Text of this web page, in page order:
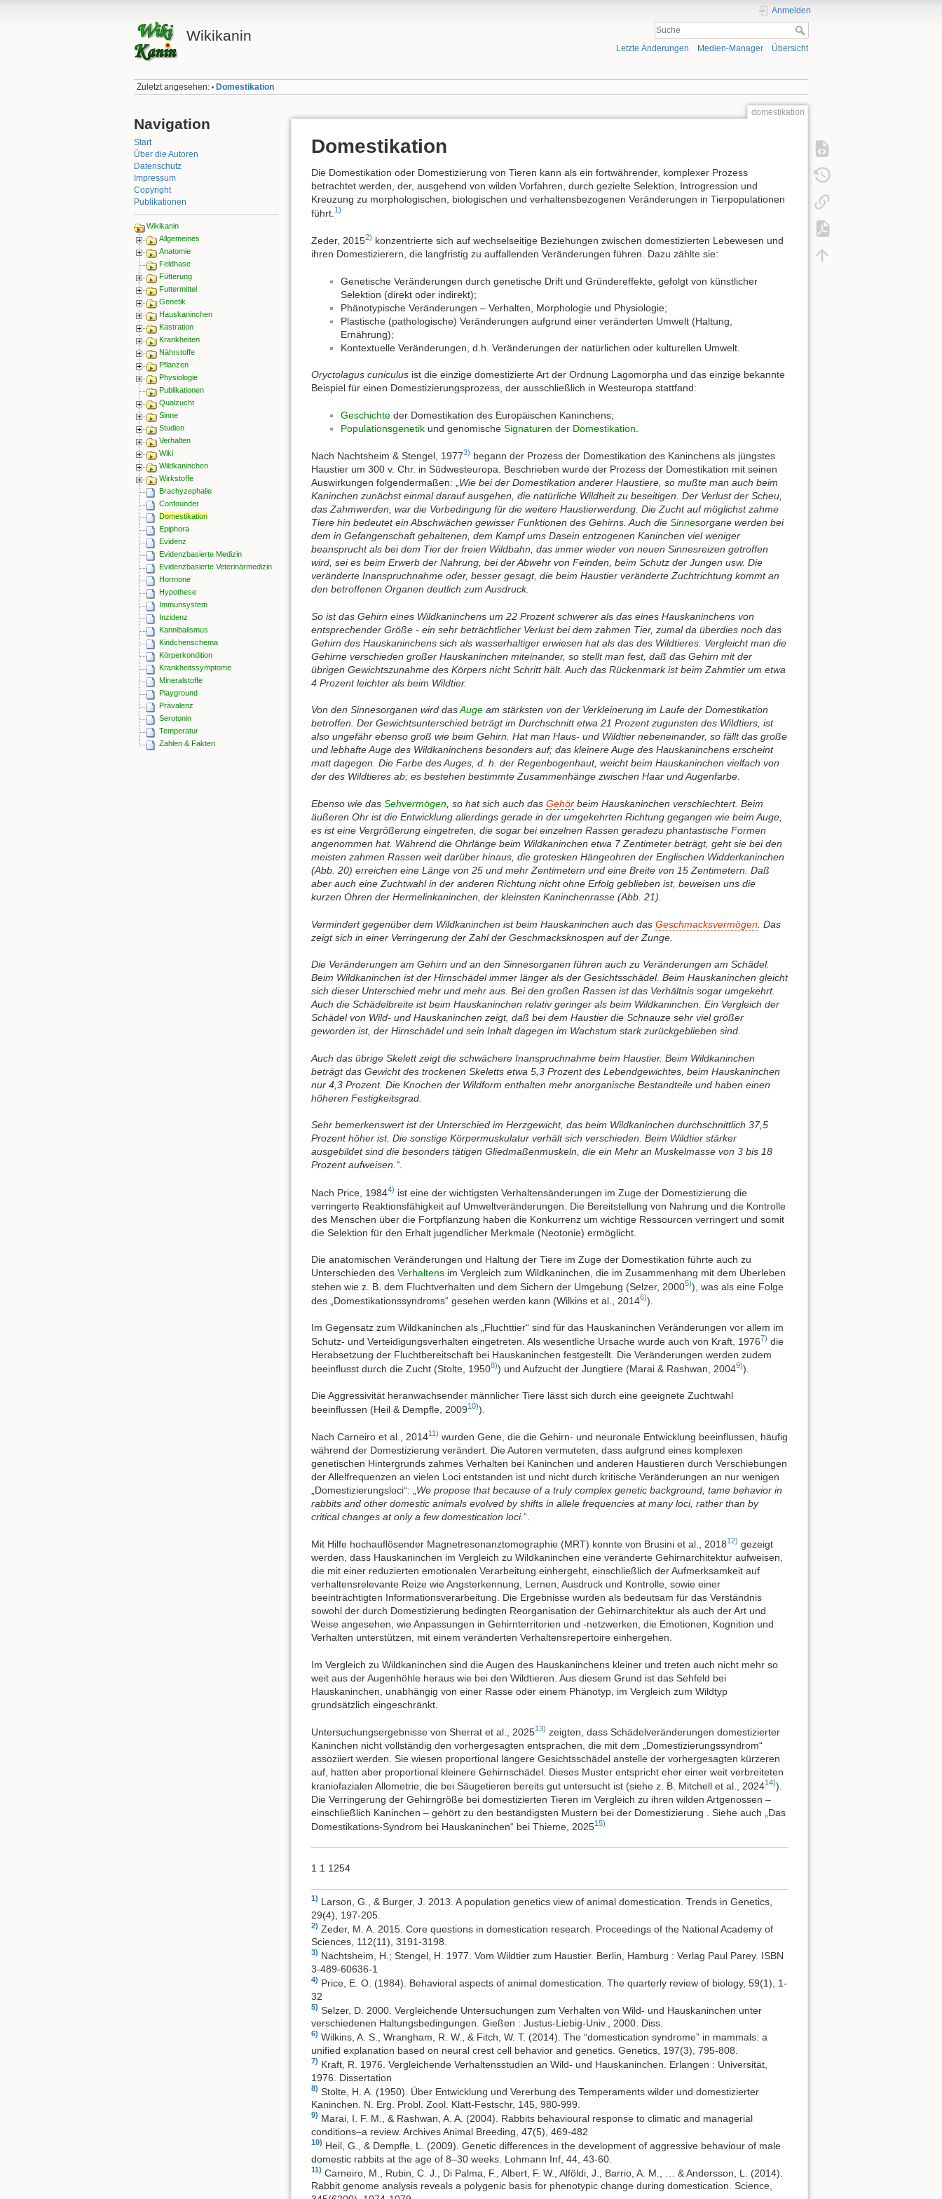
Wikikanin
Anmelden
Letzte Änderungen Medien-Manager Übersicht
Zuletzt angesehen: • Domestikation
Navigation
Start
Über die Autoren
Datenschutz
Impressum
Copyright
Publikationen
Wikikanin
Allgemeines
Anatomie
Feldhase
Fütterung
Futtermittel
Genetik
Hauskaninchen
Kastration
Krankheiten
Nährstoffe
Pflanzen
Physiologie
Publikationen
Qualzucht
Sinne
Studien
Verhalten
Wiki
Wildkaninchen
Wirkstoffe
Brachyzephalie
Confounder
Domestikation
Epiphora
Evidenz
Evidenzbasierte Medizin
Evidenzbasierte Veterinärmedizin
Hormone
Hypothese
Immunsystem
Inzidenz
Kannibalismus
Kindchenschema
Körperkondition
Krankheitssymptome
Mineralstoffe
Playground
Prävalenz
Serotonin
Temperatur
Zahlen & Fakten
domestikation
Domestikation
Die Domestikation oder Domestizierung von Tieren kann als ein fortwährender, komplexer Prozess
betrachtet werden, der, ausgehend von wilden Vorfahren, durch gezielte Selektion, Introgression und
Kreuzung zu morphologischen, biologischen und verhaltensbezogenen Veränderungen in Tierpopulationen
führt. 1)
Zeder, 20152) konzentrierte sich auf wechselseitige Beziehungen zwischen domestizierten Lebewesen und
ihren Domestizierern, die langfristig zu auffallenden Veränderungen führen. Dazu zählte sie:
Genetische Veränderungen durch genetische Drift und Gründereffekte, gefolgt von künstlicher
Selektion (direkt oder indirekt);
Phänotypische Veränderungen – Verhalten, Morphologie und Physiologie;
Plastische (pathologische) Veränderungen aufgrund einer veränderten Umwelt (Haltung,
Ernährung);
Kontextuelle Veränderungen, d.h. Veränderungen der natürlichen oder kulturellen Umwelt.
Oryctolagus cuniculus ist die einzige domestizierte Art der Ordnung Lagomorpha und das einzige bekannte
Beispiel für einen Domestizierungsprozess, der ausschließlich in Westeuropa stattfand:
Geschichte der Domestikation des Europäischen Kaninchens;
Populationsgenetik und genomische Signaturen der Domestikation
Nach Nachtsheim & Stengel, 19773) begann der Prozess der Domestikation des Kaninchens als jüngstes
Haustier um 300 v. Chr. in Südwesteuropa. Beschrieben wurde der Prozess der Domestikation mit seinen
Auswirkungen folgendermaßen: „ Wie bei der Domestikation anderer Haustiere, so mußte man auch beim
Kaninchen zunächst einmal darauf ausgehen, die natürliche Wildheit zu beseitigen. Der Verlust der Scheu,
das Zahmwerden, war die Vorbedingung für die weitere Haustierwerdung. Die Zucht auf möglichst zahme
Tiere hin bedeutet ein Abschwächen gewisser Funktionen des Gehirns. Auch die Sinnesorgane werden bei
dem in Gefangenschaft gehaltenen, dem Kampf ums Dasein entzogenen Kaninchen viel weniger
beansprucht als bei dem Tier der freien Wildbahn, das immer wieder von neuen Sinnesreizen getroffen
wird, sei es beim Erwerb der Nahrung, bei der Abwehr von Feinden, beim Schutz der Jungen usw. Die
veränderte Inanspruchnahme oder, besser gesagt, die beim Haustier veränderte Zuchtrichtung kommt an
den betroffenen Organen deutlich zum Ausdruck.
So ist das Gehirn eines Wildkaninchens um 22 Prozent schwerer als das eines Hauskaninchens von
entsprechender Größe - ein sehr beträchtlicher Verlust bei dem zahmen Tier, zumal da überdies noch das
Gehirn des Hauskaninchens sich als wasserhaltiger erwiesen hat als das des Wildtieres. Vergleicht man die
Gehirne verschieden großer Hauskaninchen miteinander, so stellt man fest, daß das Gehirn mit der
übrigen Gewichtszunahme des Körpers nicht Schritt hält. Auch das Rückenmark ist beim Zahmtier um etwa
4 Prozent leichter als beim Wildtier.
Von den Sinnesorganen wird dasAuge am stärksten von der Verkleinerung im Laufe der Domestikation
betroffen. Der Gewichtsunterschied beträgt im Durchschnitt etwa 21 Prozent zugunsten des Wildtiers, ist
also ungefähr ebenso groß wie beim Gehirn. Hat man Haus- und Wildtier nebeneinander, so fällt das große
und lebhafte Auge des Wildkaninchens besonders auf; das kleinere Auge des Hauskaninchens erscheint
matt dagegen. Die Farbe des Auges, d. h. der Regenbogenhaut, weicht beim Hauskaninchen vielfach von
der des Wildtieres ab; es bestehen bestimmte Zusammenhänge zwischen Haar und Augenfarbe.
Ebenso wie das Sehvermögen , so hat sich auch das Gehör beim Hauskaninchen verschlechtert. Beim
äußeren Ohr ist die Entwicklung allerdings gerade in der umgekehrten Richtung gegangen wie beim Auge,
es ist eine Vergrößerung eingetreten, die sogar bei einzelnen Rassen geradezu phantastische Formen
angenommen hat. Während die Ohrlänge beim Wildkaninchen etwa 7 Zentimeter beträgt, geht sie bei den
meisten zahmen Rassen weit darüber hinaus, die grotesken Hängeohren der Englischen Widderkaninchen
(Abb. 20) erreichen eine Länge von 25 und mehr Zentimetern und eine Breite von 15 Zentimetern. Daß
aber auch eine Zuchtwahl in der anderen Richtung nicht ohne Erfolg geblieben ist, beweisen uns die
kurzen Ohren der Hermelinkaninchen, der kleinsten Kaninchenrasse (Abb. 21).
Vermindert gegenüber dem Wildkaninchen ist beim Hauskaninchen auch das Geschmacksvermögen . Das
zeigt sich in einer Verringerung der Zahl der Geschmacksknospen auf der Zunge.
Die Veränderungen am Gehirn und an den Sinnesorganen führen auch zu Veränderungen am Schädel.
Beim Wildkaninchen ist der Hirnschädel immer länger als der Gesichtsschädel. Beim Hauskaninchen gleicht
sich dieser Unterschied mehr und mehr aus. Bei den großen Rassen ist das Verhältnis sogar umgekehrt.
Auch die Schädelbreite ist beim Hauskaninchen relativ geringer als beim Wildkaninchen. Ein Vergleich der
Schädel von Wild- und Hauskaninchen zeigt, daß bei dem Haustier die Schnauze sehr viel größer
geworden ist, der Hirnschädel und sein Inhalt dagegen im Wachstum stark zurückgeblieben sind.
Auch das übrige Skelett zeigt die schwächere Inanspruchnahme beim Haustier. Beim Wildkaninchen
beträgt das Gewicht des trockenen Skeletts etwa 5,3 Prozent des Lebendgewichtes, beim Hauskaninchen
nur 4,3 Prozent. Die Knochen der Wildform enthalten mehr anorganische Bestandteile und haben einen
höheren Festigkeitsgrad.
Sehr bemerkenswert ist der Unterschied im Herzgewicht, das beim Wildkaninchen durchschnittlich 37,5
Prozent höher ist. Die sonstige Körpermuskulatur verhält sich verschieden. Beim Wildtier stärker
ausgebildet sind die besonders tätigen Gliedmaßenmuskeln, die ein Mehr an Muskelmasse von 3 bis 18
Prozent aufweisen.“.
Nach Price, 19844) ist eine der wichtigsten Verhaltensänderungen im Zuge der Domestizierung die
verringerte Reaktionsfähigkeit auf Umweltveränderungen. Die Bereitstellung von Nahrung und die Kontrolle
des Menschen über die Fortpflanzung haben die Konkurrenz um wichtige Ressourcen verringert und somit
die Selektion für den Erhalt jugendlicher Merkmale (Neotonie) ermöglicht.
Die anatomischen Veränderungen und Haltung der Tiere im Zuge der Domestikation führte auch zu
Unterschieden des Verhaltens im Vergleich zum Wildkaninchen, die im Zusammenhang mit dem Überleben
stehen wie z. B. dem Fluchtverhalten und dem Sichern der Umgebung (Selzer, 20005)), was als eine Folge
des „Domestikationssyndroms“ gesehen werden kann (Wilkins et al., 20146)).
Im Gegensatz zum Wildkaninchen als „Fluchttier“ sind für das Hauskaninchen Veränderungen vor allem im
Schutz- und Verteidigungsverhalten eingetreten. Als wesentliche Ursache wurde auch von Kraft, 19767) die
Herabsetzung der Fluchtbereitschaft bei Hauskaninchen festgestellt. Die Veränderungen werden zudem
beeinflusst durch die Zucht (Stolte, 19508)) und Aufzucht der Jungtiere (Marai & Rashwan, 20049)).
Die Aggressivität heranwachsender männlicher Tiere lässt sich durch eine geeignete Zuchtwahl
beeinflussen (Heil & Dempfle, 200910)).
Nach Carneiro et al., 201411) wurden Gene, die die Gehirn- und neuronale Entwicklung beeinflussen, häufig
während der Domestizierung verändert. Die Autoren vermuteten, dass aufgrund eines komplexen
genetischen Hintergrunds zahmes Verhalten bei Kaninchen und anderen Haustieren durch Verschiebungen
der Allelfrequenzen an vielen Loci entstanden ist und nicht durch kritische Veränderungen an nur wenigen
„Domestizierungsloci“: „ We propose that because of a truly complex genetic background, tame behavior in
rabbits and other domestic animals evolved by shifts in allele frequencies at many loci, rather than by
critical changes at only a few domestication loci.“.
Mit Hilfe hochauflösender Magnetresonanztomographie (MRT) konnte von Brusini et al., 201812) gezeigt
werden, dass Hauskaninchen im Vergleich zu Wildkaninchen eine veränderte Gehirnarchitektur aufweisen,
die mit einer reduzierten emotionalen Verarbeitung einhergeht, einschließlich der Aufmerksamkeit auf
verhaltensrelevante Reize wie Angsterkennung, Lernen, Ausdruck und Kontrolle, sowie einer
beeinträchtigten Informationsverarbeitung. Die Ergebnisse wurden als bedeutsam für das Verständnis
sowohl der durch Domestizierung bedingten Reorganisation der Gehirnarchitektur als auch der Art und
Weise angesehen, wie Anpassungen in Gehirnterritorien und -netzwerken, die Emotionen, Kognition und
Verhalten unterstützen, mit einem veränderten Verhaltensrepertoire einhergehen.
Im Vergleich zu Wildkaninchen sind die Augen des Hauskaninchens kleiner und treten auch nicht mehr so
weit aus der Augenhöhle heraus wie bei den Wildtieren. Aus diesem Grund ist das Sehfeld bei
Hauskaninchen, unabhängig von einer Rasse oder einem Phänotyp, im Vergleich zum Wildtyp
grundsätzlich eingeschränkt.
Untersuchungsergebnisse von Sherrat et al., 202513) zeigten, dass Schädelveränderungen domestizierter
Kaninchen nicht vollständig den vorhergesagten entsprachen, die mit dem „Domestizierungssyndrom“
assoziiert werden. Sie wiesen proportional längere Gesichtsschädel anstelle der vorhergesagten kürzeren
auf, hatten aber proportional kleinere Gehirnschädel. Dieses Muster entspricht eher einer weit verbreiteten
kraniofazialen Allometrie, die bei Säugetieren bereits gut untersucht ist (siehe z. B. Mitchell et al., 202414)).
Die Verringerung der Gehirngröße bei domestizierten Tieren im Vergleich zu ihren wilden Artgenossen –
einschließlich Kaninchen – gehört zu den beständigsten Mustern bei der Domestizierung . Siehe auch „Das
Domestikations-Syndrom bei Hauskaninchen“ bei Thieme, 202515)
1 1 1254
1) Larson, G., & Burger, J. 2013. A population genetics view of animal domestication. Trends in Genetics,
29(4), 197-205.
2) Zeder, M. A. 2015. Core questions in domestication research. Proceedings of the National Academy of
Sciences, 112(11), 3191-3198.
3) Nachtsheim, H.; Stengel, H. 1977. Vom Wildtier zum Haustier. Berlin, Hamburg : Verlag Paul Parey. ISBN
3-489-60636-1
4) Price, E. O. (1984). Behavioral aspects of animal domestication. The quarterly review of biology, 59(1), 1-
32
5) Selzer, D. 2000. Vergleichende Untersuchungen zum Verhalten von Wild- und Hauskaninchen unter
verschiedenen Haltungsbedingungen. Gießen : Justus-Liebig-Univ., 2000. Diss.
6) Wilkins, A. S., Wrangham, R. W., & Fitch, W. T. (2014). The “domestication syndrome” in mammals: a
unified explanation based on neural crest cell behavior and genetics. Genetics, 197(3), 795-808.
7) Kraft, R. 1976. Vergleichende Verhaltensstudien an Wild- und Hauskaninchen. Erlangen : Universität,
1976. Dissertation
8) Stolte, H. A. (1950). Über Entwicklung und Vererbung des Temperaments wilder und domestizierter
Kaninchen. N. Erg. Probl. Zool. Klatt-Festschr, 145, 980-999.
9) Marai, I. F. M., & Rashwan, A. A. (2004). Rabbits behavioural response to climatic and managerial
conditions–a review. Archives Animal Breeding, 47(5), 469-482
10) Heil, G., & Dempfle, L. (2009). Genetic differences in the development of aggressive behaviour of male
domestic rabbits at the age of 8–30 weeks. Lohmann Inf, 44, 43-60.
11) Carneiro, M., Rubin, C. J., Di Palma, F., Albert, F. W., Alföldi, J., Barrio, A. M., … & Andersson, L. (2014).
Rabbit genome analysis reveals a polygenic basis for phenotypic change during domestication. Science,